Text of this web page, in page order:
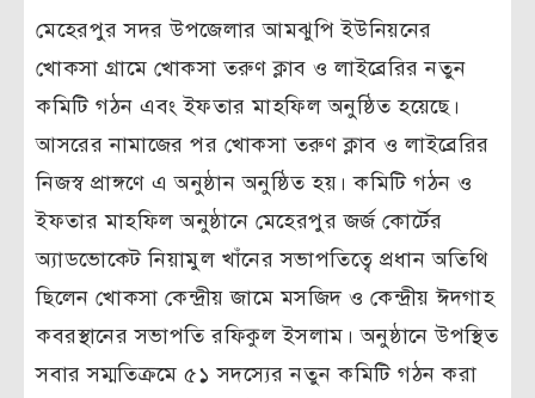
মেহেরপুর সদর উপজেলার আমঝুপি ইউনিয়নের
খোকসা গ্রামে খোকসা তরুণ ক্লাব ও লাইব্রেরির নতুন
কমিটি গঠন এবং ইফতার মাহফিল অনুষ্ঠিত হয়েছে।
আসরের নামাজের পর খোকসা তরুণ ক্লাব ও লাইব্রেরির
নিজস্ব প্রাঙ্গণে এ অনুষ্ঠান অনুষ্ঠিত হয়। কমিটি গঠন ও
ইফতার মাহফিল অনুষ্ঠানে মেহেরপুর জর্জ কোর্টের
অ্যাডভোকেট নিয়ামুল খাঁনের সভাপতিত্বে প্রধান অতিথি
ছিলেন খোকসা কেন্দ্রীয় জামে মসজিদ ও কেন্দ্রীয় ঈদগাহ
কবরস্থানের সভাপতি রফিকুল ইসলাম। অনুষ্ঠানে উপস্থিত
সবার সম্মতিক্রমে ৫১ সদস্যের নতুন কমিটি গঠন করা